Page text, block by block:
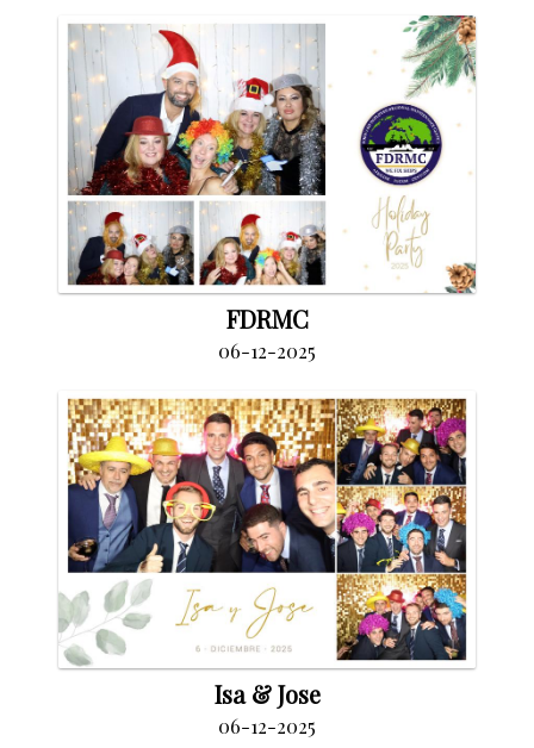
FDRMC
06-12-2025
Isa & Jose
06-12-2025